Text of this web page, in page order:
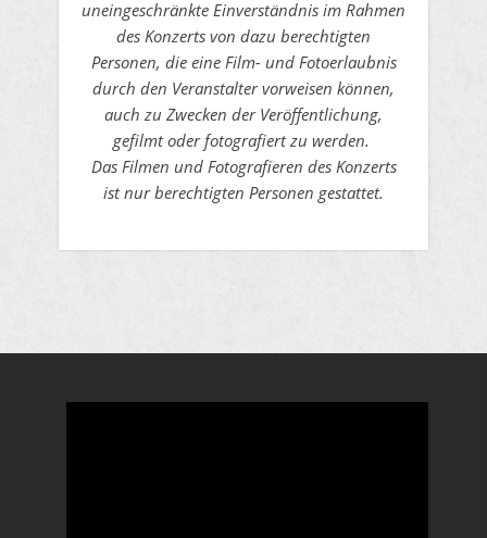
uneingeschränkte Einverständnis im Rahmen
des Konzerts von dazu berechtigten
Personen, die eine Film- und Fotoerlaubnis
durch den Veranstalter vorweisen können,
auch zu Zwecken der Veröffentlichung,
gefilmt oder fotografiert zu werden.
Das Filmen und Fotografieren des Konzerts
ist nur berechtigten Personen gestattet.